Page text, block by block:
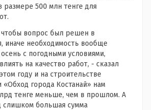
размере 500 млн тенге для
вопрос был решен в
иначе необходимость вообще
с погодными условиями,
на качество работ, - сказал
году и на строительстве
города Костанай» нам
тенге меньше, чем в прошлом. А
слишком большая сумма